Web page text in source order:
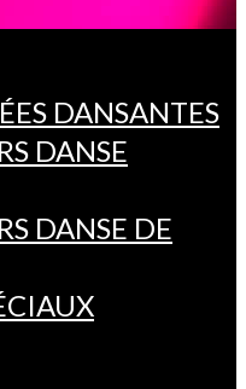
DANSANTES
DANSE
DANSE DE